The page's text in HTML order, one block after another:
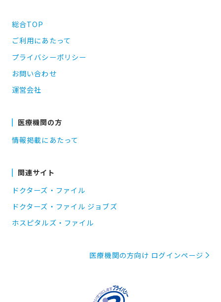
総合TOP
ご利用にあたって
プライバシーポリシー
お問い合わせ
運営会社
医療機関の方
情報掲載にあたって
関連サイト
ドクターズ・ファイル
ドクターズ・ファイル ジョブズ
ホスピタルズ・ファイル
医療機関の方向け ログインページ